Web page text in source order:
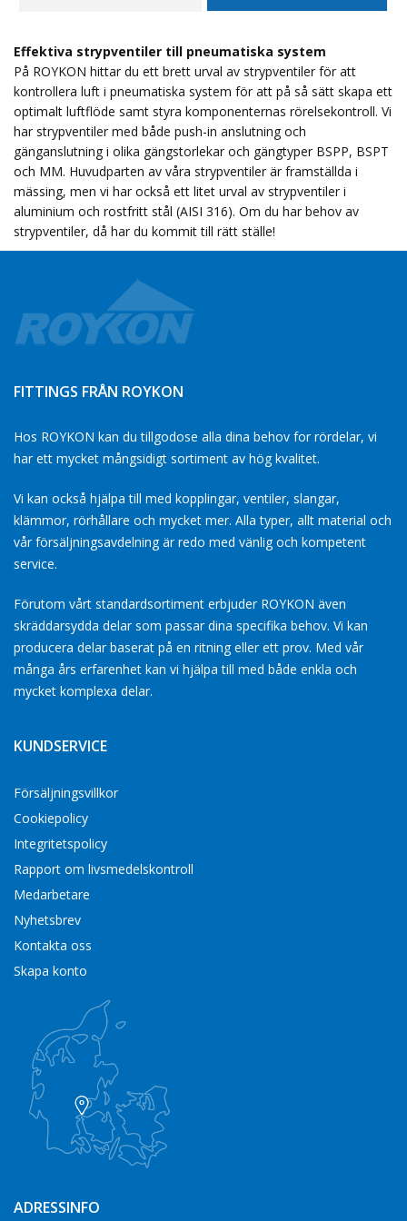
Effektiva strypventiler till pneumatiska system
På ROYKON hittar du ett brett urval av strypventiler för att
kontrollera luft i pneumatiska system för att på så sätt skapa ett
optimalt luftflöde samt styra komponenternas rörelsekontroll. Vi
har strypventiler med både push-in anslutning och
gänganslutning i olika gängstorlekar och gängtyper BSPP, BSPT
och MM. Huvudparten av våra strypventiler är framställda i
mässing, men vi har också ett litet urval av strypventiler i
aluminium och rostfritt stål (AISI 316). Om du har behov av
strypventiler, då har du kommit till rätt ställe!
FITTINGS FRÅN ROYKON
Hos ROYKON kan du tillgodose alla dina behov for rördelar, vi
har ett mycket mångsidigt sortiment av hög kvalitet.
Vi kan också hjälpa till med kopplingar, ventiler, slangar,
klämmor, rörhållare och mycket mer. Alla typer, allt material och
vår försäljningsavdelning är redo med vänlig och kompetent
service.
Förutom vårt standardsortiment erbjuder ROYKON även
skräddarsydda delar som passar dina specifika behov. Vi kan
producera delar baserat på en ritning eller ett prov. Med vår
många års erfarenhet kan vi hjälpa till med både enkla och
mycket komplexa delar.
KUNDSERVICE
Försäljningsvillkor
Cookiepolicy
Integritetspolicy
Rapport om livsmedelskontroll
Medarbetare
Nyhetsbrev
Kontakta oss
Skapa konto
ADRESSINFO